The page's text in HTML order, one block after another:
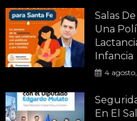
Salas
Una
Infancia
4
En El